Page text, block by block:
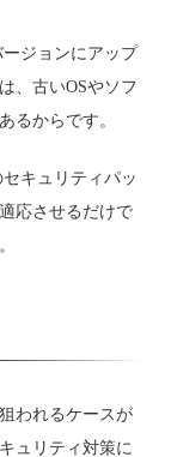
ジョンにアップ
、古いOSやソフ
るからです。
キュリティパッ
応させるだけで
われるケースが
ュリティ対策に